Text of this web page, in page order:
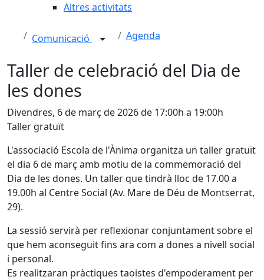
Altres activitats
Comunicació Agenda
Taller de celebració del Dia de
les dones
Divendres, 6 de març de 2026 de 17:00h a 19:00h
Taller gratuït
L'associació Escola de l'Ànima organitza un taller gratuït
el dia 6 de març amb motiu de la commemoració del
Dia de les dones. Un taller que tindrà lloc de 17.00 a
19.00h al Centre Social (Av. Mare de Déu de Montserrat,
29).
La sessió servirà per reflexionar conjuntament sobre el
que hem aconseguit fins ara com a dones a nivell social
i personal.
Es realitzaran pràctiques taoistes d'empoderament per